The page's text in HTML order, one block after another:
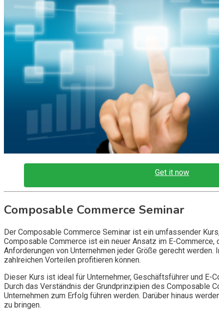
Get it now
Composable Commerce Seminar
Der Composable Commerce Seminar ist ein umfassender
Composable Commerce ist ein neuer Ansatz im E-
Anforderungen von Unternehmen jeder Größe gerecht
zahlreichen Vorteilen profitieren können.
Dieser Kurs ist ideal für Unternehmer, Geschäftsführer und
Durch das Verständnis der Grundprinzipien des Composable
Unternehmen zum Erfolg führen werden. Darüber hinaus
zu bringen.